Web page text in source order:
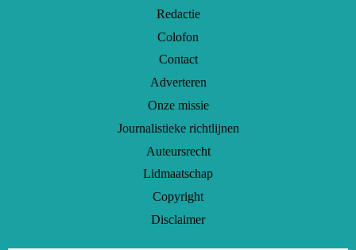
Redactie
Colofon
Contact
Adverteren
Onze missie
Journalistieke richtlijnen
Auteursrecht
Lidmaatschap
Copyright
Disclaimer